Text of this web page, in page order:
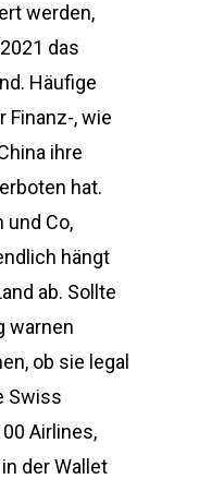
werden,
das
Häufige
Finanz-, wie
ihre
hat.
und Co,
hängt
ab. Sollte
warnen
ob sie legal
Swiss
Airlines,
der Wallet